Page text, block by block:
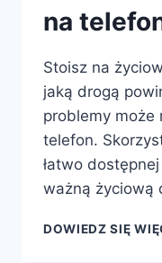
na
Stoisz na
jaką drogą
problemy może
telefon.
łatwo
ważną życiową
DOWIEDZ SIĘ